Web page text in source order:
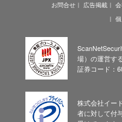
お問合せ 広告掲載
場）の運営す
証券コード：
株式会社イー
者に対して付